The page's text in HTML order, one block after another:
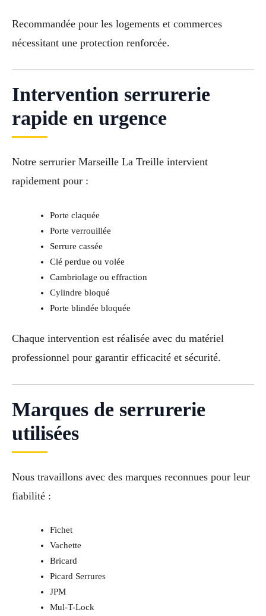
Recommandée pour les logements et commerces
nécessitant une protection renforcée.
Intervention serrurerie
rapide en urgence
Notre serrurier Marseille La Treille intervient
rapidement pour :
Porte claquée
Porte verrouillée
Serrure cassée
Clé perdue ou volée
Cambriolage ou effraction
Cylindre bloqué
Porte blindée bloquée
Chaque intervention est réalisée avec du matériel
professionnel pour garantir efficacité et sécurité.
Marques de serrurerie
utilisées
Nous travaillons avec des marques reconnues pour leur
fiabilité :
Fichet
Vachette
Bricard
Picard Serrures
JPM
Mul-T-Lock